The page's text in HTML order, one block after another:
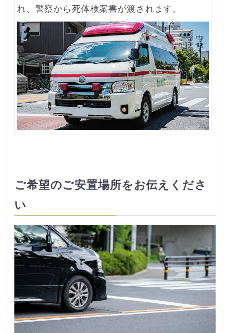
れ、警察から死体検案書が渡されます。
ご希望のご安置場所をお伝えくださ
い